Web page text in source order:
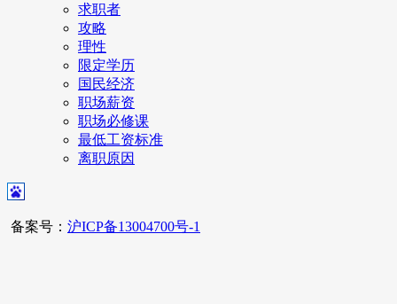
求职者
攻略
理性
限定学历
国民经济
职场薪资
职场必修课
最低工资标准
离职原因
备案号： 沪ICP备13004700号-1